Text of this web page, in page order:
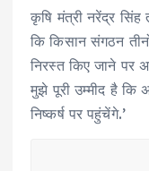
कृषि मंत्री नरेंद्र
कि किसान संगठन
निरस्त किए जाने पर
मुझे पूरी उम्मीद है
निष्कर्ष पर पहुंचेंगे.’